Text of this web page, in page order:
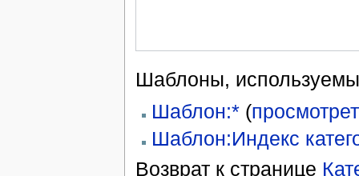
Шаблоны,
Шаблон:*(
Шаблон:Индекс
Возврат к странице